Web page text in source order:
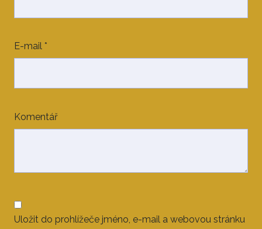
E-mail *
Komentář
Uložit do prohlížeče jméno, e-mail a webovou stránku